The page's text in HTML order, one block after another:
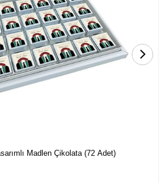
Madlen Çikolata (72 Adet)